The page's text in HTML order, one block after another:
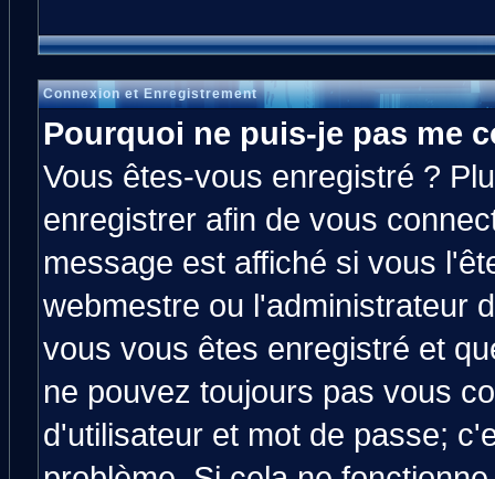
Connexion et Enregistrement
Pourquoi ne puis-je pas me
Vous êtes-vous enregistré ?
enregistrer afin de vous
message est affiché si vous
webmestre ou l'administrateur
vous vous êtes enregistré et
ne pouvez toujours pas vous
d'utilisateur et mot de passe;